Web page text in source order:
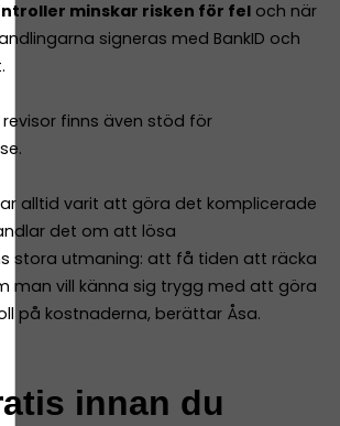
minskar risken för fel och när
signeras med BankID och
finns även stöd för
alltid varit att göra det komplicerade
det om att lösa
stora utmaning: att få tiden att räcka
man vill känna sig trygg med att göra
på kostnaderna, berättar Åsa.
innan du